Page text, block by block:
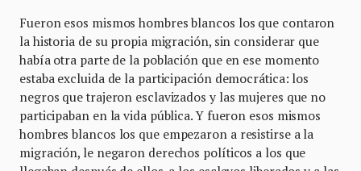
Fueron esos mismos hombres blancos los que contaron
la historia de su propia migración, sin considerar que
había otra parte de la población que en ese momento
estaba excluida de la participación democrática: los
negros que trajeron esclavizados y las mujeres que no
participaban en la vida pública. Y fueron esos mismos
hombres blancos los que empezaron a resistirse a la
migración, le negaron derechos políticos a los que